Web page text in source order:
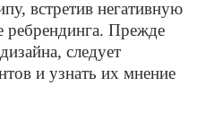
встретив негативную
ребрендинга. Прежде
следует
и узнать их мнение